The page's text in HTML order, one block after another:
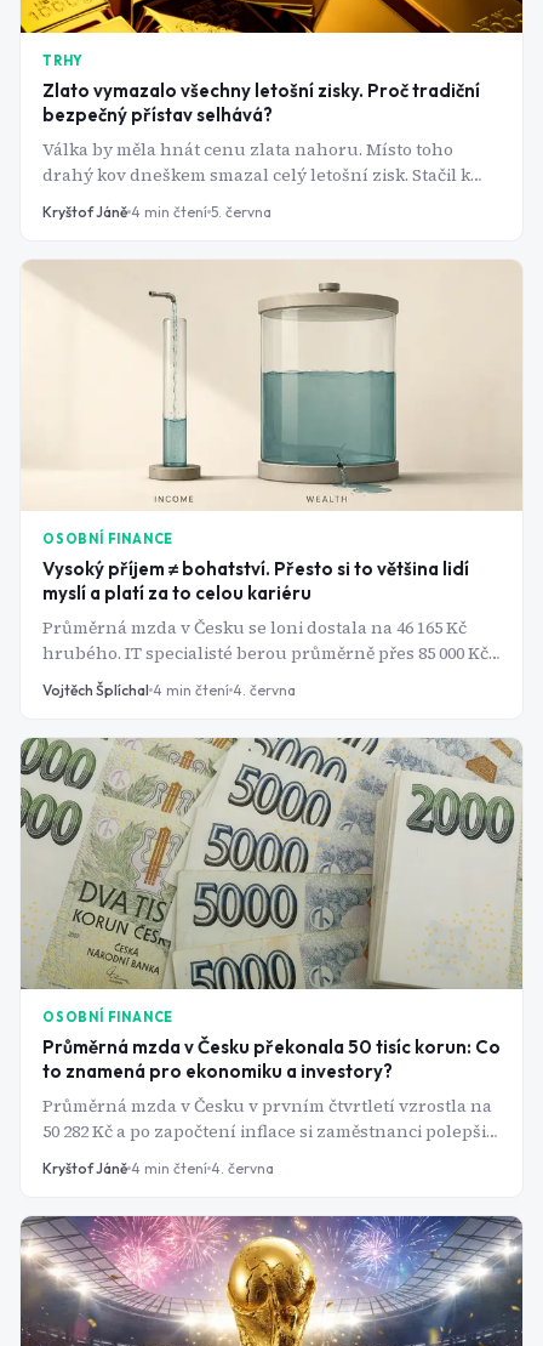
TRHY
Zlato vymazalo všechny letošní zisky. Proč tradiční
bezpečný přístav selhává?
Válka by měla hnát cenu zlata nahoru. Místo toho
drahý kov dneškem smazal celý letošní zisk. Stačil k
tomu jeden silný report z amerického trhu práce.
Neoslabuje ale pouze zlato. Americké akciové indexy a
Kryštof Jáně 4 min čtení 5. června
OSOBNÍ FINANCE
Vysoký příjem ≠ bohatství. Přesto si to většina lidí
myslí a platí za to celou kariéru
Průměrná mzda v Česku se loni dostala na 46 165 Kč
hrubého. IT specialisté berou průměrně přes 85 000 Kč
a ti nejlepší v Praze klidně šestimístnou cifru. Jenže
čím víc lidé vydělávají, tím víc se diví, kam peníze mizí.
funguje systematicky a ukrajuje z majetku tiše, bez
dramatických rozhodnutí, jen každý měsíc trochu.
Vojtěch Šplíchal 4 min čtení 4. června
OSOBNÍ FINANCE
Průměrná mzda v Česku překonala 50 tisíc korun: Co
to znamená pro ekonomiku a investory?
Průměrná mzda v Česku v prvním čtvrtletí vzrostla na
50 282 Kč a po započtení inflace si zaměstnanci polepšili
o 6,4 %. Jde o jeden z nejsilnějších růstů kupní síly za
poslední roky. Vyšší příjmy domácností mohou
pražské burzy.
Kryštof Jáně 4 min čtení 4. června